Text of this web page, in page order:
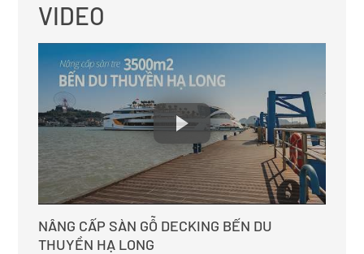
VIDEO
NÂNG CẤP SÀN GỖ DECKING BẾN DU
THUYỀN HẠ LONG